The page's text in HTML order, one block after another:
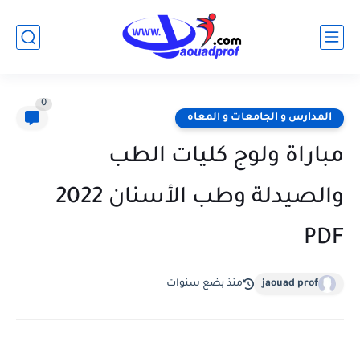
المدارس و الجامعات و المعاه
0
مباراة ولوج كليات الطب
والصيدلة وطب الأسنان 2022
PDF
jaouad prof منذ بضع سنوات